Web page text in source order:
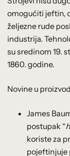
omogućiti jeftin,
željezne rude
industrija.
su sredinom 19.
1860. godine.
Novine u
James
postupak “
koriste za
pojeftinjuje